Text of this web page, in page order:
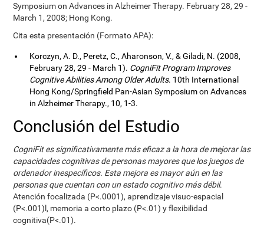
Symposium on Advances in Alzheimer Therapy. February 28, 29 -
March 1, 2008; Hong Kong.
Cita esta presentación (Formato APA):
Korczyn, A. D., Peretz, C., Aharonson, V., & Giladi, N. (2008,
February 28, 29 - March 1). CogniFit Program Improves
Cognitive Abilities Among Older Adults. 10th International
Hong Kong/Springfield Pan-Asian Symposium on Advances
in Alzheimer Therapy., 10, 1-3.
Conclusión del Estudio
CogniFit es significativamente más eficaz a la hora de mejorar las
capacidades cognitivas de personas mayores que los juegos de
ordenador inespecíficos. Esta mejora es mayor aún en las
personas que cuentan con un estado cognitivo más débil.
Atención focalizada (P<.0001), aprendizaje visuo-espacial
(P<.001)l, memoria a corto plazo (P<.01) y flexibilidad
cognitiva(P<.01).